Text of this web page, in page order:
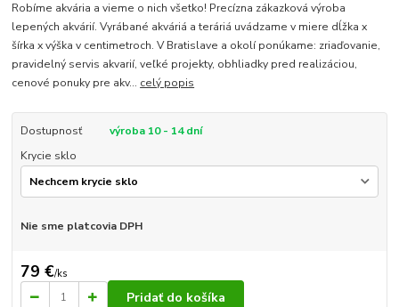
Robíme akvária a vieme o nich všetko! Precízna zákazková výroba
lepených akvárií. Vyrábané akváriá a teráriá uvádzame v miere dĺžka x
šírka x výška v centimetroch. V Bratislave a okolí ponúkame: zriaďovanie,
pravidelný servis akvarií, veľké projekty, obhliadky pred realizáciou,
cenové ponuky pre akv... celý popis
Dostupnosť
výroba 10 - 14 dní
Krycie sklo
Nie sme platcovia DPH
79 €/ks
Pridať do košíka